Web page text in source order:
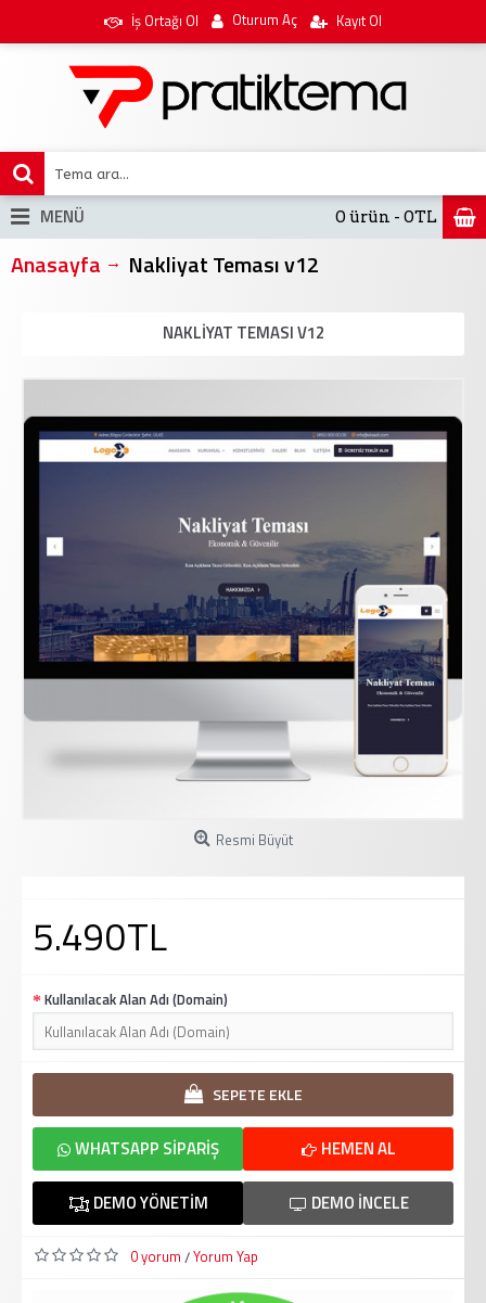
İş Ortağı Ol Oturum Aç Kayıt Ol
0 ürün - 0TL
MENÜ
Anasayfa Nakliyat Teması v12
NAKLIYAT TEMASI V12
Resmi Büyüt
5.490TL
Kullanılacak Alan Adı (Domain)
SEPETE EKLE
HEMEN AL
WHATSAPP SIPARIŞ
DEMO İNCELE
DEMO YÖNETIM
0 yorum /Yorum Yap